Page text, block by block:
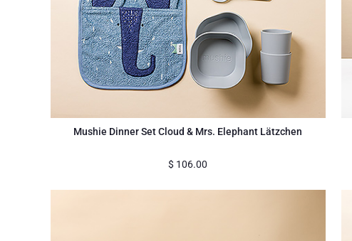
Mushie Dinner Set Cloud & Mrs. Elephant Lätzchen
$ 106.00